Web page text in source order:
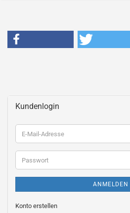
Kundenlogin
E-
Mail-
Adresse
Passwort
ANMELDEN
Konto erstellen